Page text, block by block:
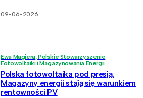
09-06-2026
Ewa Magiera, Polskie Stowarzyszenie
Fotowoltaiki i Magazynowania Energii
Polska fotowoltaika pod presją.
Magazyny energii stają się warunkiem
rentowności PV